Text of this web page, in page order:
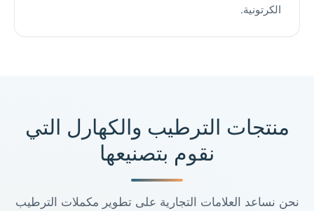
الكرتونية.
منتجات الترطيب والكهارل التي
نقوم بتصنيعها
نحن نساعد العلامات التجارية على تطوير مكملات الترطيب